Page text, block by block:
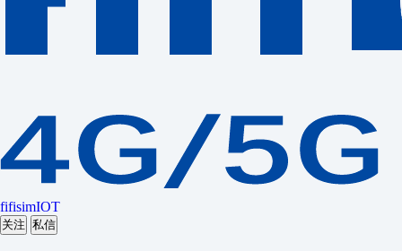
fifisimIOT
关注 私信